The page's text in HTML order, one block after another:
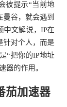
被提示“当前地
曼谷，就会遇到
中文解说，IP在
针对个人，而是
“把你的IP地址
器的作用。
茄加速器